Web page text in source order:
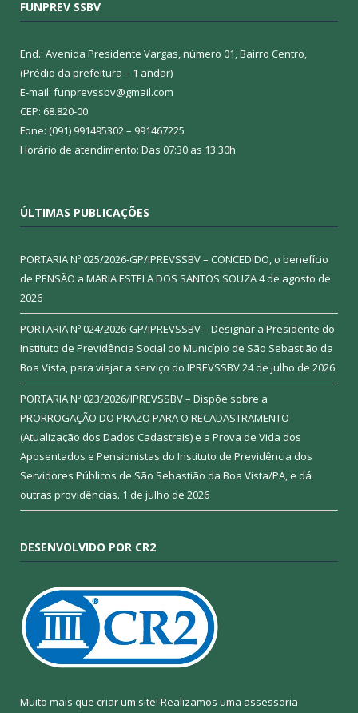
FUNPREV SSBV
End.: Avenida Presidente Vargas, número 01, Bairro Centro,
(Prédio da prefeitura – 1 andar)
E-mail: funprevssbv@gmail.com
CEP: 68.820-00
Fone: (091) 991495302 – 991467225
Horário de atendimento: Das 07:30 as 13:30h
ÚLTIMAS PUBLICAÇÕES
PORTARIA Nº 025/2026-GP/IPREVSSBV – CONCEDIDO, o benefício
de PENSÃO a MARIA ESTELA DOS SANTOS SOUZA4 de agosto de
2026
PORTARIA Nº 024/2026-GP/IPREVSSBV – Designar a Presidente do
Instituto de Previdência Social do Município de São Sebastião da
Boa Vista, para viajar a serviço do IPREVSSBV24 de julho de 2026
PORTARIA Nº 023/2026/IPREVSSBV – Dispõe sobre a
PRORROGAÇÃO DO PRAZO PARA O RECADASTRAMENTO
(Atualização dos Dados Cadastrais) e a Prova de Vida dos
Aposentados e Pensionistas do Instituto de Previdência dos
Servidores Públicos de São Sebastião da Boa Vista/PA, e dá
outras providências. 1 de julho de 2026
DESENVOLVIDO POR CR2
Muito mais que criar um site! Realizamos uma assessoria